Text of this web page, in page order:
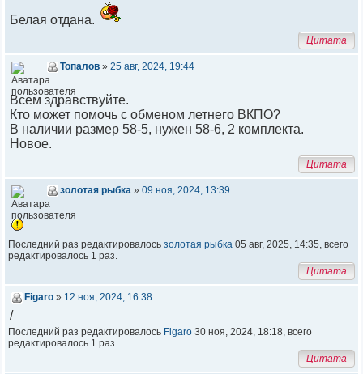
Белая отдана.
Цитата
Топалов » 25 авг, 2024, 19:44
Всем здравствуйте.
Кто может помочь с обменом летнего ВКПО?
В наличии размер 58-5, нужен 58-6, 2 комплекта.
Новое.
Цитата
золотая рыбка » 09 ноя, 2024, 13:39
Последний раз редактировалось золотая рыбка 05 авг, 2025, 14:35, всего
редактировалось 1 раз.
Цитата
Figaro » 12 ноя, 2024, 16:38
/
Последний раз редактировалось Figaro 30 ноя, 2024, 18:18, всего
редактировалось 1 раз.
Цитата